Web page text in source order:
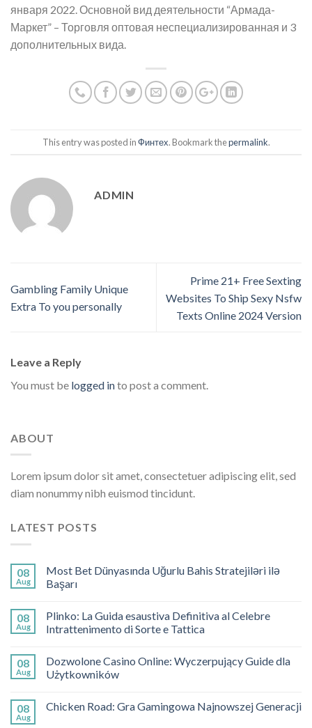
января 2022. Основной вид деятельности “Армада-
Маркет” – Торговля оптовая неспециализированная и 3
дополнительных вида.
This entry was posted inФинтех. Bookmark thepermalink.
ADMIN
Gambling Family Unique
Extra To you personally
Prime 21+ Free Sexting
Websites To Ship Sexy Nsfw
Texts Online 2024 Version
Leave a Reply
You must be logged into post a comment.
ABOUT
Lorem ipsum dolor sit amet, consectetuer adipiscing elit, sed
diam nonummy nibh euismod tincidunt.
LATEST POSTS
08
Aug
Most Bet Dünyasında Uğurlu Bahis Stratejiləri ilə
Başarı
08
Aug
Plinko: La Guida esaustiva Definitiva al Celebre
Intrattenimento di Sorte e Tattica
08
Aug
Dozwolone Casino Online: Wyczerpujący Guide dla
Użytkowników
08
Aug
Chicken Road: Gra Gamingowa Najnowszej Generacji